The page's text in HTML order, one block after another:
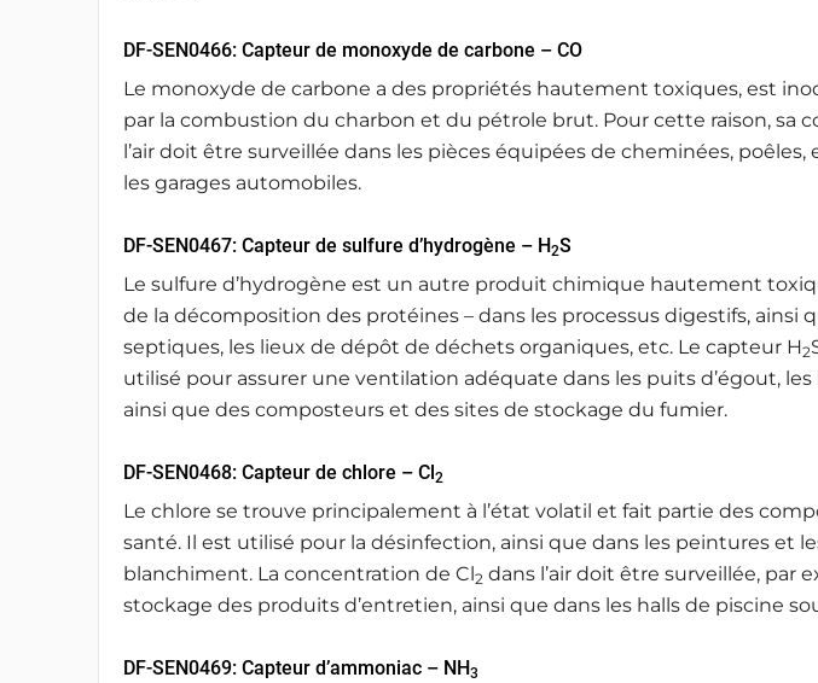
DF-SEN0466: Capteur de monoxyde de carbone – CO
Le monoxyde de carbone a des propriétés hautement toxiques, est
par la combustion du charbon et du pétrole brut. Pour cette raison, sa
l’air doit être surveillée dans les pièces équipées de cheminées, poêles,
les garages automobiles.
DF-SEN0467: Capteur de sulfure d’hydrogène – H2S
Le sulfure d’hydrogène est un autre produit chimique hautement
de la décomposition des protéines – dans les processus digestifs, ainsi
septiques, les lieux de dépôt de déchets organiques, etc. Le capteur H2
utilisé pour assurer une ventilation adéquate dans les puits d’égout,
ainsi que des composteurs et des sites de stockage du fumier.
DF-SEN0468: Capteur de chlore – Cl2
Le chlore se trouve principalement à l’état volatil et fait partie des
santé. Il est utilisé pour la désinfection, ainsi que dans les peintures et
blanchiment. La concentration de Cl2 dans l’air doit être surveillée, par
stockage des produits d’entretien, ainsi que dans les halls de piscine
DF-SEN0469: Capteur d’ammoniac – NH3